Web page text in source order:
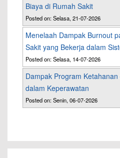
Biaya di Rumah Sakit
Posted on: Selasa, 21-07-2026
Menelaah Dampak Burnout
Sakit yang Bekerja dalam
Posted on: Selasa, 14-07-2026
Dampak Program
dalam Keperawatan
Posted on: Senin, 06-07-2026